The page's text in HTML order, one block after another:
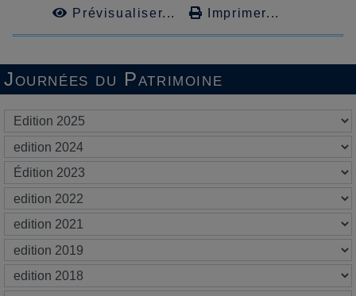
Journées du Patrimoine
Prévisualiser... Imprimer...